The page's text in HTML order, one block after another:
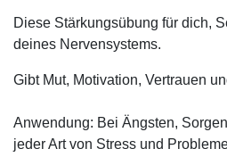
Diese Stärkungsübung für dich,
deines Nervensystems.
Gibt Mut, Motivation, Vertrauen
Anwendung: Bei Ängsten,
jeder Art von Stress und